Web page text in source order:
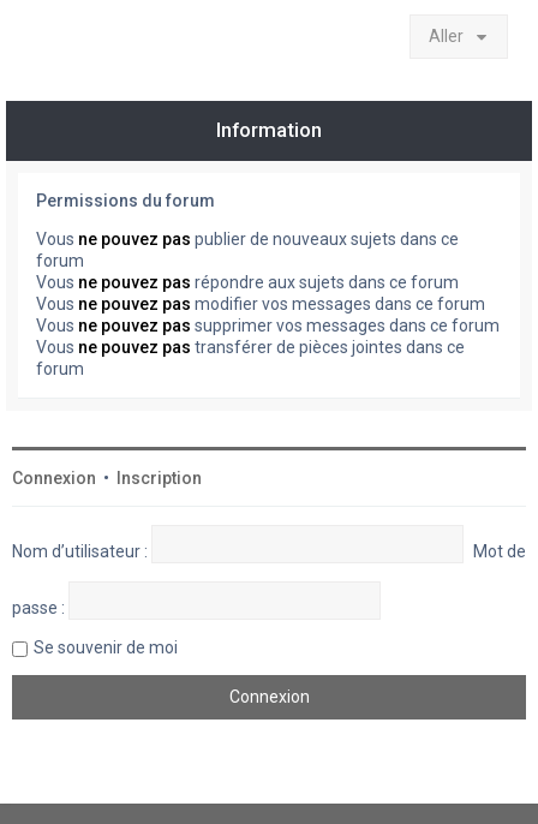
Aller
Information
Permissions du forum
Vous ne pouvez pas publier de nouveaux sujets dans ce
forum
Vous ne pouvez pas répondre aux sujets dans ce forum
Vous ne pouvez pas modifier vos messages dans ce forum
Vous ne pouvez pas supprimer vos messages dans ce forum
Vous ne pouvez pas transférer de pièces jointes dans ce
forum
Connexion • Inscription
Nom d’utilisateur : Mot de
passe :
Se souvenir de moi